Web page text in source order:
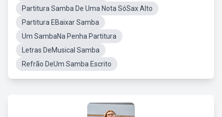
Partitura Samba De Uma Nota SóSax Alto
Partitura EBaixar Samba
Um SambaNa Penha Partitura
Letras DeMusical Samba
Refrão DeUm Samba Escrito